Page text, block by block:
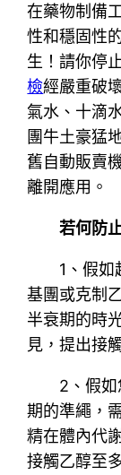
在藥物制備
性和穩固性
生！請你停
檢經嚴重破
氣水、十滴
團牛土豪猛
舊自動販賣
離開應用。
若何防
1、假如
基團或克制
半衰期的時
見，提出接
2、假
期的準繩，
精在體內代
接觸乙醇至